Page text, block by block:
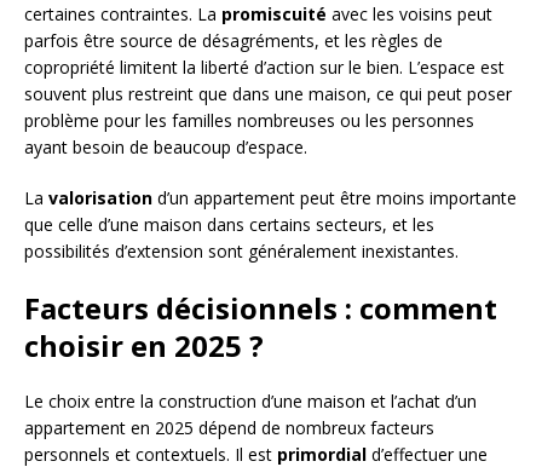
certaines contraintes. La promiscuité avec les voisins peut
parfois être source de désagréments, et les règles de
copropriété limitent la liberté d’action sur le bien. L’espace est
souvent plus restreint que dans une maison, ce qui peut poser
problème pour les familles nombreuses ou les personnes
ayant besoin de beaucoup d’espace.
La valorisation d’un appartement peut être moins importante
que celle d’une maison dans certains secteurs, et les
possibilités d’extension sont généralement inexistantes.
Facteurs décisionnels : comment
choisir en 2025 ?
Le choix entre la construction d’une maison et l’achat d’un
appartement en 2025 dépend de nombreux facteurs
personnels et contextuels. Il est primordial d’effectuer une